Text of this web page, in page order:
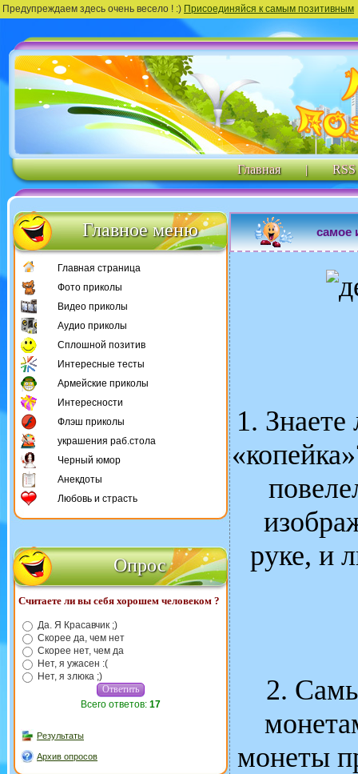
Предупреждаем здесь очень весело ! :) Присоединяйся к самым позитивным
Главная | RSS
Главное меню
Главная страница
Фото приколы
Видео приколы
Аудио приколы
Сплошной позитив
Интересные тесты
Армейские приколы
Интересности
Флэш приколы
украшения раб.стола
Черный юмор
Анекдоты
Любовь и страсть
Опрос
Считаете ли вы себя хорошем человеком ?
Да. Я Красавчик ;)
Скорее да, чем нет
Скорее нет, чем да
Нет, я ужасен :(
Нет, я злюка ;)
Всего ответов: 17
Результаты
Архив опросов
самое
1.
руке, и
2.
монеты